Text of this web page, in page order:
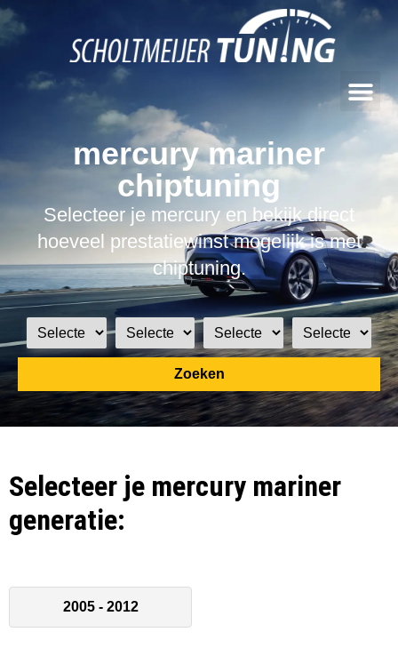
mercury mariner
chiptuning
Selecteer je mercury en bekijk direct
hoeveel prestatiewinst mogelijk is met
chiptuning.
Zoeken
Selecteer je mercury mariner
generatie:
2005 - 2012